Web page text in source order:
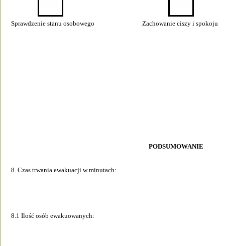
Sprawdzenie stanu osobowego
                       Zachowanie ciszy i spokoju
PODSUMOWANIE
8. Czas trwania ewakuacji w minutach:
8.1 Ilość osób ewakuowanych: